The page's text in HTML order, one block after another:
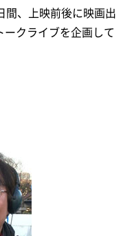
間、上映前後に映画出
クライブを企画して